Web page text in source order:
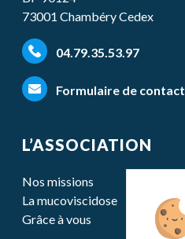
73001 Chambéry Cedex
04.79.35.53.97
Formulaire de contact
L’ASSOCIATION
Nos missions
La mucoviscidose
Grâce à vous